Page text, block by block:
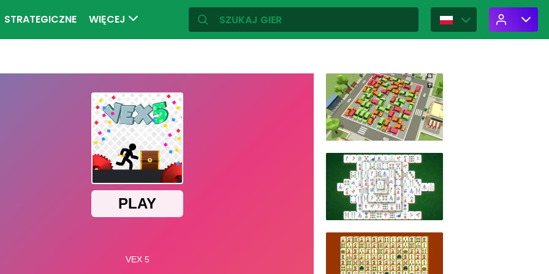
STRATEGICZNE WIĘCEJ